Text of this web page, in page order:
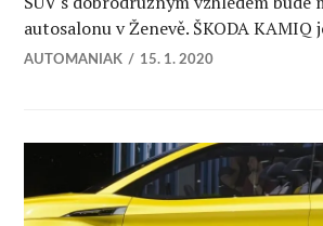
autosalonu v Ženevě. ŠKODA
AUTOMANIAK 15. 1. 2020